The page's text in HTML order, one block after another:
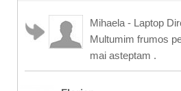
Mihaela - Laptop
Multumim frumos
mai asteptam .